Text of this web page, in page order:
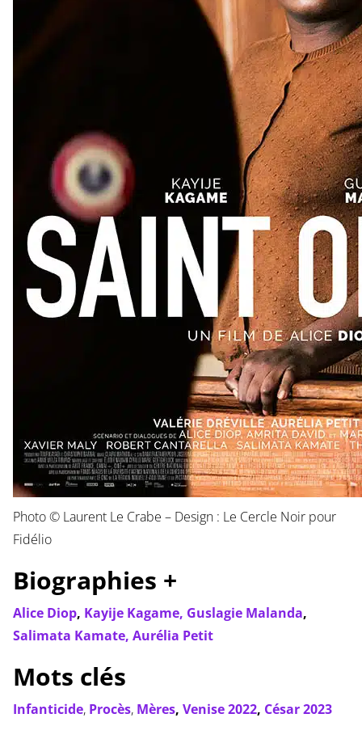
Photo © Laurent Le Crabe – Design : Le Cercle Noir pour
Fidélio
Biographies +
Alice Diop, Kayije Kagame, Guslagie Malanda,
Salimata Kamate, Aurélia Petit
Mots clés
Infanticide, Procès, Mères, Venise 2022, César 2023